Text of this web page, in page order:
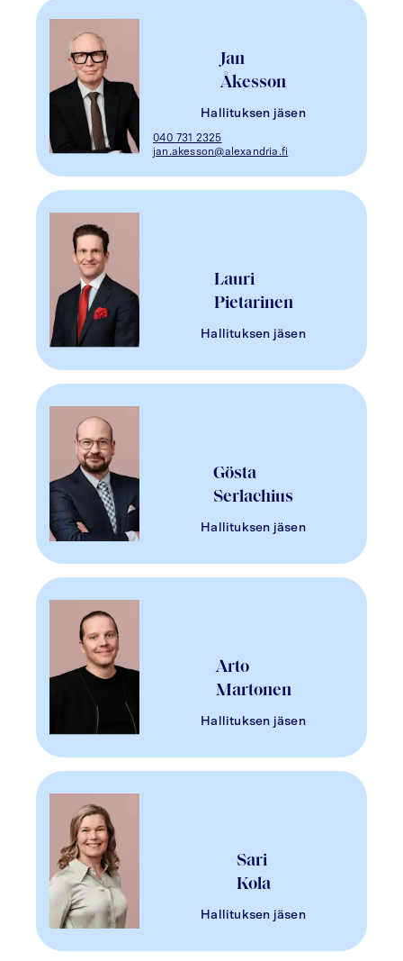
Jan
Åkesson
Hallituksen jäsen
040 731 2325
jan.akesson@alexandria.fi
Lauri
Pietarinen
Hallituksen jäsen
Gösta
Serlachius
Hallituksen jäsen
Arto
Martonen
Hallituksen jäsen
Sari
Kola
Hallituksen jäsen